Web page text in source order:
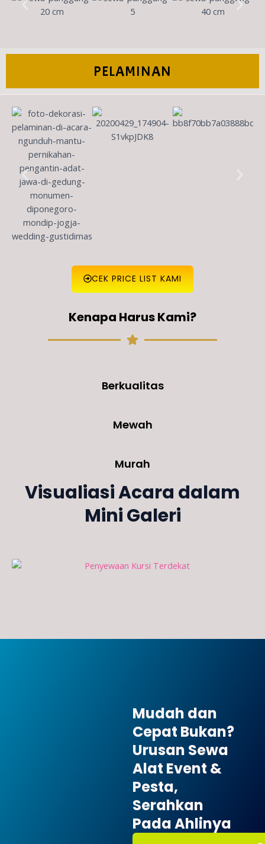
PELAMINAN
CEK PRICE LIST KAMI
Kenapa Harus Kami?
Berkualitas
Mewah
Murah
Visualiasi Acara dalam
Mini Galeri
Mudah dan
Cepat Bukan?
Urusan Sewa
Alat Event &
Pesta,
Serahkan
Pada Ahlinya